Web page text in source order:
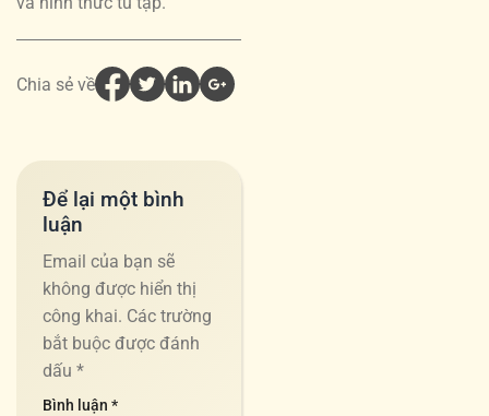
Chia sẻ về
Để lại một bình
luận
Email của bạn sẽ
không được hiển thị
công khai. Các trường
bắt buộc được đánh
dấu *
Bình luận *